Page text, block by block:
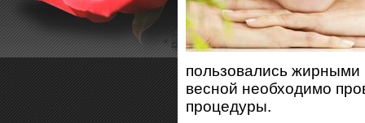
пользовались
весной необходимо
процедуры.